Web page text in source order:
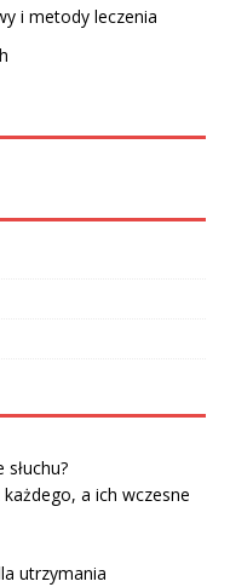
i metody leczenia
a ich wczesne
utrzymania